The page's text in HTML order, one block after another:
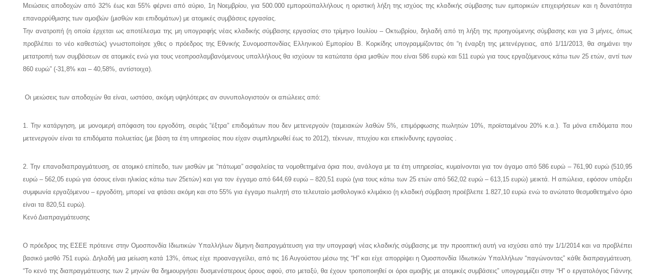
Μειώσεις αποδοχών από 32% έως και 55% φέρνει από αύριο, 1η Νοεμβρίου, για 500.000 εμποροϋπαλλήλους η οριστική λήξη της ισχύος της κλαδικής σύμβασης των εμπορικών επιχειρήσεων και η δυνατότητα
επαναρρύθμισης των αμοιβών (μισθών και επιδομάτων) με ατομικές συμβάσεις εργασίας.
Την ανατροπή (η οποία έρχεται ως αποτέλεσμα της μη υπογραφής νέας κλαδικής σύμβασης εργασίας στο τρίμηνο Ιουλίου – Οκτωβρίου, δηλαδή από τη λήξη της προηγούμενης σύμβασης και για 3 μήνες, όπως
προβλέπει το νέο καθεστώς) γνωστοποίησε χθες ο πρόεδρος της Εθνικής Συνομοσπονδίας Ελληνικού Εμπορίου Β. Κορκίδης υπογραμμίζοντας ότι “η έναρξη της μετενέργειας, από 1/11/2013, θα σημάνει την
μετατροπή των συμβάσεων σε ατομικές ενώ για τους νεοπροσλαμβανόμενους υπαλλήλους θα ισχύουν τα κατώτατα όρια μισθών που είναι 586 ευρώ και 511 ευρώ για τους εργαζόμενους κάτω των 25 ετών, αντί των
860 ευρώ” (-31,8% και – 40,58%, αντίστοιχα).
Οι μειώσεις των αποδοχών θα είναι, ωστόσο, ακόμη υψηλότερες αν συνυπολογιστούν οι απώλειες από:
1. Την κατάργηση, με μονομερή απόφαση του εργοδότη, σειράς “έξτρα” επιδομάτων που δεν μετενεργούν (ταμειακών λαθών 5%, επιμόρφωσης πωλητών 10%, προϊσταμένου 20% κ.α.). Τα μόνα επιδόματα που
μετενεργούν είναι τα επιδόματα πολυετίας (με βάση τα έτη υπηρεσίας που είχαν συμπληρωθεί έως το 2012), τέκνων, πτυχίου και επικίνδυνης εργασίας .
2. Την επαναδιαπραγμάτευση, σε ατομικό επίπεδο, των μισθών με “πάτωμα” ασφαλείας τα νομοθετημένα όρια που, ανάλογα με τα έτη υπηρεσίας, κυμαίνονται για τον άγαμο από 586 ευρώ – 761,90 ευρώ (510,95
ευρώ – 562,05 ευρώ για όσους είναι ηλικίας κάτω των 25ετών) και για τον έγγαμο από 644,69 ευρώ – 820,51 ευρώ (για τους κάτω των 25 ετών από 562,02 ευρώ – 613,15 ευρώ) μεικτά. Η απώλεια, εφόσον υπάρξει
συμφωνία εργαζόμενου – εργοδότη, μπορεί να φτάσει ακόμη και στο 55% για έγγαμο πωλητή στο τελευταίο μισθολογικό κλιμάκιο (η κλαδική σύμβαση προέβλεπε 1.827,10 ευρώ ενώ το ανώτατο θεσμοθετημένο όριο
είναι τα 820,51 ευρώ).
Κενό Διαπραγμάτευσης
Ο πρόεδρος της ΕΣΕΕ πρότεινε στην Ομοσπονδία Ιδιωτικών Υπαλλήλων δίμηνη διαπραγμάτευση για την υπογραφή νέας κλαδικής σύμβασης με την προοπτική αυτή να ισχύσει από την 1/1/2014 και να προβλέπει
βασικό μισθό 751 ευρώ. Δηλαδή μια μείωση κατά 13%, όπως είχε προαναγγείλει, από τις 16 Αυγούστου μέσω της “Η” και είχε απορρίψει η Ομοσπονδία Ιδιωτικών Υπαλλήλων “παγώνοντας” κάθε διαπραγμάτευση.
“Το κενό της διαπραγμάτευσης των 2 μηνών θα δημιουργήσει δυσμενέστερους όρους αφού, στο μεταξύ, θα έχουν τροποποιηθεί οι όροι αμοιβής με ατομικές συμβάσεις” υπογραμμίζει στην “Η” ο εργατολόγος Γιάννης